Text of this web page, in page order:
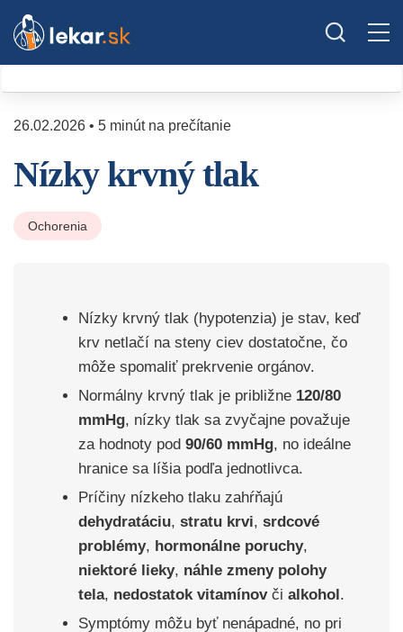
26.02.2026 • 5 minút na prečítanie
Nízky krvný tlak
Ochorenia
Nízky krvný tlak (hypotenzia) je stav, keď
krv netlačí na steny ciev dostatočne, čo
môže spomaliť prekrvenie orgánov.
Normálny krvný tlak je približne 120/80
mmHg, nízky tlak sa zvyčajne považuje
za hodnoty pod 90/60 mmHg, no ideálne
hranice sa líšia podľa jednotlivca.
Príčiny nízkeho tlaku zahŕňajú
dehydratáciu, stratu krvi, srdcové
problémy, hormonálne poruchy,
niektoré lieky, náhle zmeny polohy
tela, nedostatok vitamínovči alkohol.
Symptómy môžu byť nenápadné, no pri